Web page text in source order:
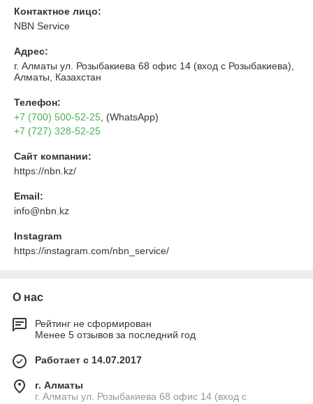
Контактное лицо:
NBN Service
Адрес:
г. Алматы ул. Розыбакиева 68 офис 14 (вход с Розыбакиева),
Алматы, Казахстан
Телефон:
+7 (700) 500-52-25 , (WhatsApp)
+7 (727) 328-52-25
Сайт компании:
https://nbn.kz/
Email:
info@nbn.kz
Instagram
https://instagram.com/nbn_service/
О нас
Рейтинг не сформирован
Менее 5 отзывов за последний год
Работает с 14.07.2017
г. Алматы
г. Алматы ул. Розыбакиева 68 офис 14 (вход с